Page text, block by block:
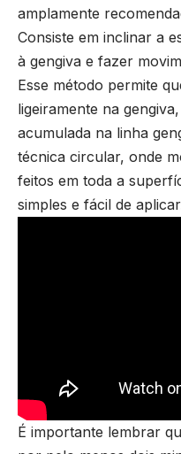
amplamente
Consiste em inclinar a
à gengiva e fazer
Esse método permite
ligeiramente na
acumulada na linha
técnica circular, onde
feitos em toda a
simples e fácil de
É importante lembrar